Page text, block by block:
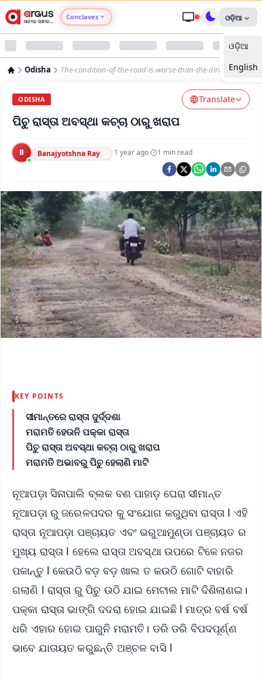
Conclaves
Argus Nari Shakti
Argus Swaad Odisha
Argus Chalo Dekhein Apna Desh
ଓଡ଼ିଆ
ଓଡ଼ିଆ
English
Odisha The-condition-of-the-road-is-worse-than-the-dirt-road
ODISHA Translate
ପିଚୁ ରାସ୍ତା ଅବସ୍ଥା କଚ୍ଚା ଠାରୁ ଖରାପ
B Banajyotshna Ray ·1 year ago· 1 min read
KEY POINTS
ସୀମାନ୍ତରେ ରାସ୍ତା ଦୁର୍ଦ୍ଦଶା
ମରାମତି ହେଉନି ପକ୍କା ରାସ୍ତା
ପିଚୁ ରାସ୍ତା ଅବସ୍ଥା କଚ୍ଚା ଠାରୁ ଖରାପ
ମରାମତି ଅଭାବରୁ ପିଚୁ ହେଲାଣି ମାଟି
ନୂଆପଡ଼ା ସିନାପାଲି ବ୍ଲକ ବଣ ପାହାଡ଼ ଘେରା ସୀମାନ୍ତ
ନୂଆପଡ଼ା ରୁ ଜରେଳପଦର କୁ ସଂଯୋଗ କରୁଥିବା ରାସ୍ତା l ଏହି
ରାସ୍ତା ନୂଆପଡ଼ା ପଞ୍ଚାୟତ ଏବଂ ଭରୁଆମୁଣ୍ଡା ପଞ୍ଚାୟତ ର
ମୁଖ୍ୟ ରାସ୍ତା l ହେଲେ ରାସ୍ତା ଅବସ୍ଥା ଉପରେ ଟିକେ ନଜର
ପକାନ୍ତୁ l କେଉଠି ବଡ଼ ବଡ଼ ଖାଲ ତ କଉଠି ଗୋଟି ବାହାରି
ଗଲାଣି l ରାସ୍ତା ରୁ ପିଚୁ ଉଠି ଯାଇ ମେଟାଲ ମାଟି ଦିଶିଲାଣଇ।
ପକ୍କା ରାସ୍ତା ଭାଙ୍ଗି ଦଦରା ହୋଇ ଯାଇଛି l ମାତ୍ର ବର୍ଷ ବର୍ଷ
ଧରି ଏହାର ହୋଇ ପାରୁନି ମରାମତି। ଡରି ଡରି ବିପଦପୂର୍ଣ୍ଣ
ଭାବେ ଯାତାୟତ କରୁଛନ୍ତି ଅଞ୍ଚଳ ବାସି l